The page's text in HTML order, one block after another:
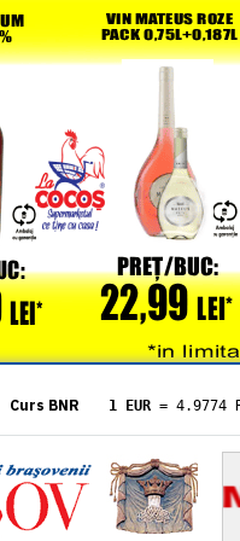
Curs BNR 1 EUR = 4.9774
= 5.8304
1 XAU= 464.4611
1 AED= 1.1933
1 AUD= 2.7957
1 BGN= 2.5449